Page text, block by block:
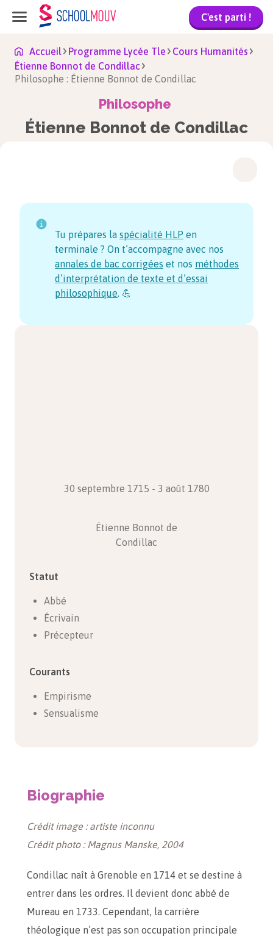
C'est parti !
Accueil Programme Lycée Tle
Cours Humanités
Étienne Bonnot de Condillac
Philosophe : Étienne Bonnot de Condillac
Philosophe
Étienne Bonnot de Condillac
Tu prépares la spécialité HLP en
terminale ? On t’accompagne avec nos
annales de bac corrigées et nos méthodes
d’interprétation de texte et d’essai
philosophique. 💪
30 septembre 1715 - 3 août 1780
Étienne Bonnot de
Condillac
Statut
Abbé
Écrivain
Précepteur
Courants
Empirisme
Sensualisme
Biographie
Crédit image : artiste inconnu
Crédit photo : Magnus Manske, 2004
Condillac naît à Grenoble en 1714 et se destine à
entrer dans les ordres. Il devient donc abbé de
Mureau en 1733. Cependant, la carrière
théologique n’est pas son occupation principale